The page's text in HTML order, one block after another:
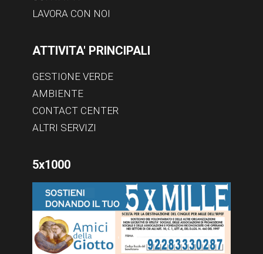
LAVORA CON NOI
ATTIVITA' PRINCIPALI
GESTIONE VERDE
AMBIENTE
CONTACT CENTER
ALTRI SERVIZI
5x1000